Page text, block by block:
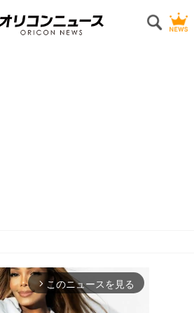
arrow_forward_ios このニュースを見る